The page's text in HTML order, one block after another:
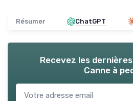
Résumer ChatGPT
Recevez les
Canne à